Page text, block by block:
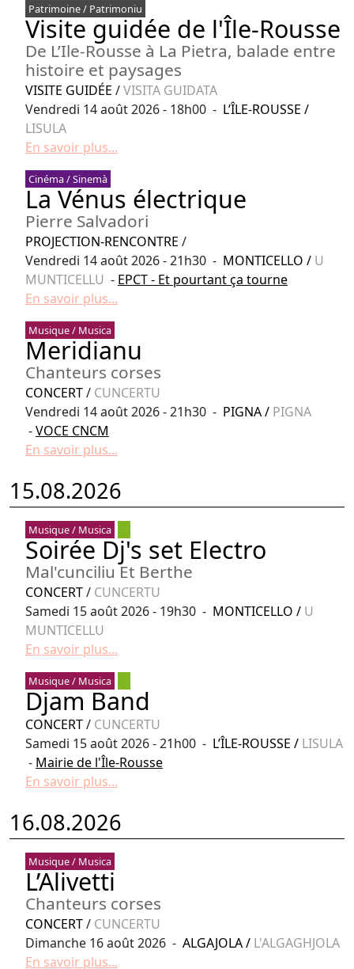
Patrimoine / Patrimoniu
Visite guidée de l'Île-Rousse
De L’Ile-Rousse à La Pietra, balade entre
histoire et paysages
VISITE GUIDÉE /VISITA GUIDATA
Vendredi 14 août 2026 - 18h00 - L’ÎLE-ROUSSE /
LISULA
En savoir plus...
Cinéma / Sinemà
La Vénus électrique
Pierre Salvadori
PROJECTION-RENCONTRE /
Vendredi 14 août 2026 - 21h30 - MONTICELLO / U
MUNTICELLU - EPCT - Et pourtant ça tourne
En savoir plus...
Musique / Musica
Meridianu
Chanteurs corses
CONCERT/ CUNCERTU
Vendredi 14 août 2026 - 21h30 - PIGNA/ PIGNA
-VOCE CNCM
En savoir plus...
15.08.2026
Musique / Musica
Soirée Dj's set Electro
Mal'cunciliu Et Berthe
CONCERT/ CUNCERTU
Samedi 15 août 2026 - 19h30 - MONTICELLO / U
MUNTICELLU
En savoir plus...
Musique / Musica
Djam Band
CONCERT/ CUNCERTU
Samedi 15 août 2026 - 21h00 - L’ÎLE-ROUSSE / LISULA
- Mairie de l'Île-Rousse
En savoir plus...
16.08.2026
Musique / Musica
L’Alivetti
Chanteurs corses
CONCERT/ CUNCERTU
Dimanche 16 août 2026 - ALGAJOLA/ L'ALGAGHJOLA
En savoir plus...